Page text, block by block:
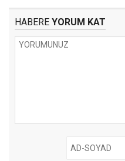
HABERE YORUM KAT